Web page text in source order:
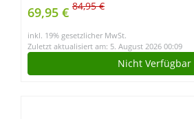
Werkzeugablage Stahl klappbar
Reparaturständer Fahrrad
69,95 € 84,95 €
inkl. 19% gesetzlicher MwSt.
Zuletzt aktualisiert am: 5. August 2026 00:09
Nicht Verfügbar